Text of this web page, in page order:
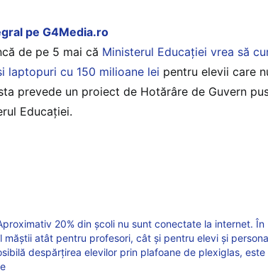
pe G4Media.ro
de pe 5 mai că Ministerul Educaţiei vrea să
laptopuri cu 150 milioane lei pentru elevii care
prevede un proiect de Hotărâre de Guvern
Educaţiei.
20% din școli nu sunt conectate la internet. În
măștii atât pentru profesori, cât și pentru elevi și
despărțirea elevilor prin plafoane de plexiglas, este